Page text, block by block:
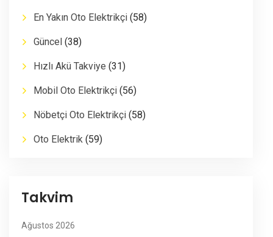
En Yakın Oto Elektrikçi (58)
Güncel (38)
Hızlı Akü Takviye (31)
Mobil Oto Elektrikçi (56)
Nöbetçi Oto Elektrikçi (58)
Oto Elektrik (59)
Takvim
Ağustos 2026